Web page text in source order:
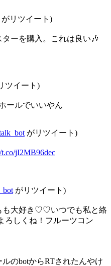
がリツイート)
ーを購入。これは良い🎶
ツイート)
ールでいいやん
がリツイート)
t.co/jI2MB96dec
がリツイート)
も大好き♡♡いつでも私と絡
ろしくね！フルーツコン
のbotからRTされたんやけ